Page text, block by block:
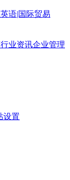
语|国际贸易
行业资讯企业管理
设置